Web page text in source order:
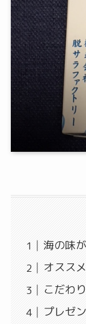
海の味
オスス
こだわ
プレゼ